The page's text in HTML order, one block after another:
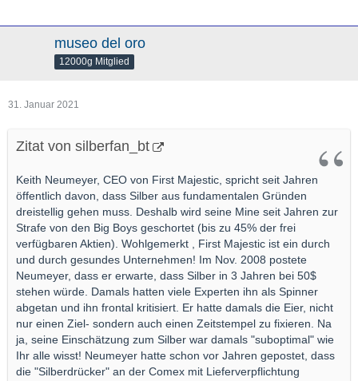
museo del oro
12000g Mitglied
31. Januar 2021
Zitat von silberfan_bt
Keith Neumeyer, CEO von First Majestic, spricht seit Jahren
öffentlich davon, dass Silber aus fundamentalen Gründen
dreistellig gehen muss. Deshalb wird seine Mine seit Jahren zur
Strafe von den Big Boys geschortet (bis zu 45% der frei
verfügbaren Aktien). Wohlgemerkt , First Majestic ist ein durch
und durch gesundes Unternehmen! Im Nov. 2008 postete
Neumeyer, dass er erwarte, dass Silber in 3 Jahren bei 50$
stehen würde. Damals hatten viele Experten ihn als Spinner
abgetan und ihn frontal kritisiert. Er hatte damals die Eier, nicht
nur einen Ziel- sondern auch einen Zeitstempel zu fixieren. Na
ja, seine Einschätzung zum Silber war damals "suboptimal" wie
Ihr alle wisst! Neumeyer hatte schon vor Jahren gepostet, dass
die "Silberdrücker" an der Comex mit Lieferverpflichtung